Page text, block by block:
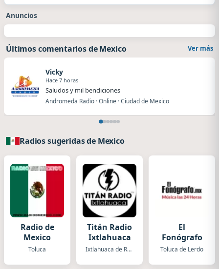
Anuncios
Últimos comentarios de Mexico Ver más
Vicky
Hace 7 horas
Saludos y mil bendiciones
Andromeda Radio · Online · Ciudad de Mexico
Radios sugeridas de Mexico
Radio de
Mexico
Toluca
Titán Radio
Ixtlahuaca
Ixtlahuaca de Rayon
El
Fonógrafo
Toluca de Lerdo